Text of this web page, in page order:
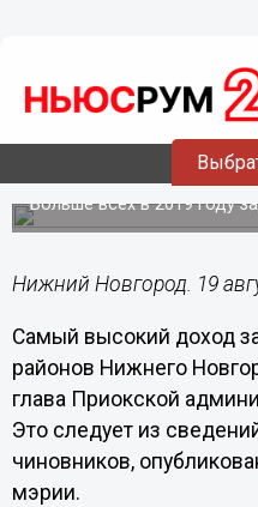
19.08.202017:53
Стали известны
Больше всех в 2019 году
Нижний Новгород. 19
Самый высокий доход
районов Нижнего
глава Приокской
Это следует из
чиновников,
мэрии.